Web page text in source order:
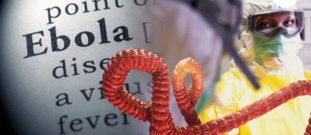
Gündem
Magazin
Özel Haber
Sağlık
Haber Arşivi